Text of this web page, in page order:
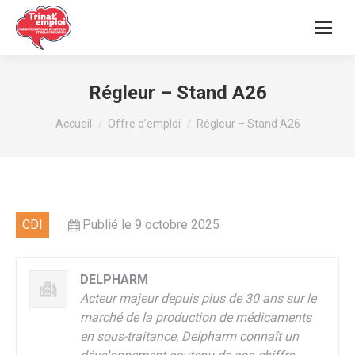
Régleur – Stand A26
Vous êtes ici :
Accueil Offre d’emploi Régleur – Stand A26
CDI Publié le 9 octobre 2025
DELPHARM
Acteur majeur depuis plus de 30 ans sur le
marché de la production de médicaments
en sous-traitance, Delpharm connaît un